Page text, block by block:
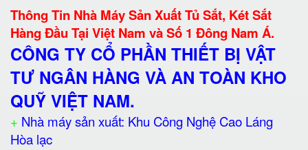
Thông Tin Nhà Máy Sản Xuất Tủ Sắt, Két Sắt
Hàng Đầu Tại Việt Nam và Số 1 Đông Nam Á.
CÔNG TY CỔ PHẦN THIẾT BỊ VẬT
TƯ NGÂN HÀNG VÀ AN TOÀN KHO
QUỸ VIỆT NAM.
+ Nhà máy sản xuất: Khu Công Nghệ Cao Láng
Hòa lạc